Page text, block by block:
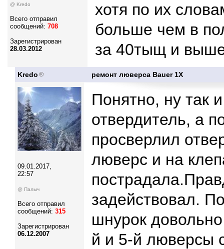
@ Kredo
Всего отправил
сообщений: 708
Зарегистрирован
28.03.2012
хотя по их
больше чем в
за 40тыщ и
Kredo ремонт люверса Bauer 1X
09.01.2017,
22:57
@ Палыч
Всего отправил
сообщений: 315
Зарегистрирован
06.12.2007
Понятно, ну так
отвердитель, а
просверлил
люверс и на
задействовал.
шнурок
й и 5-й люверсы